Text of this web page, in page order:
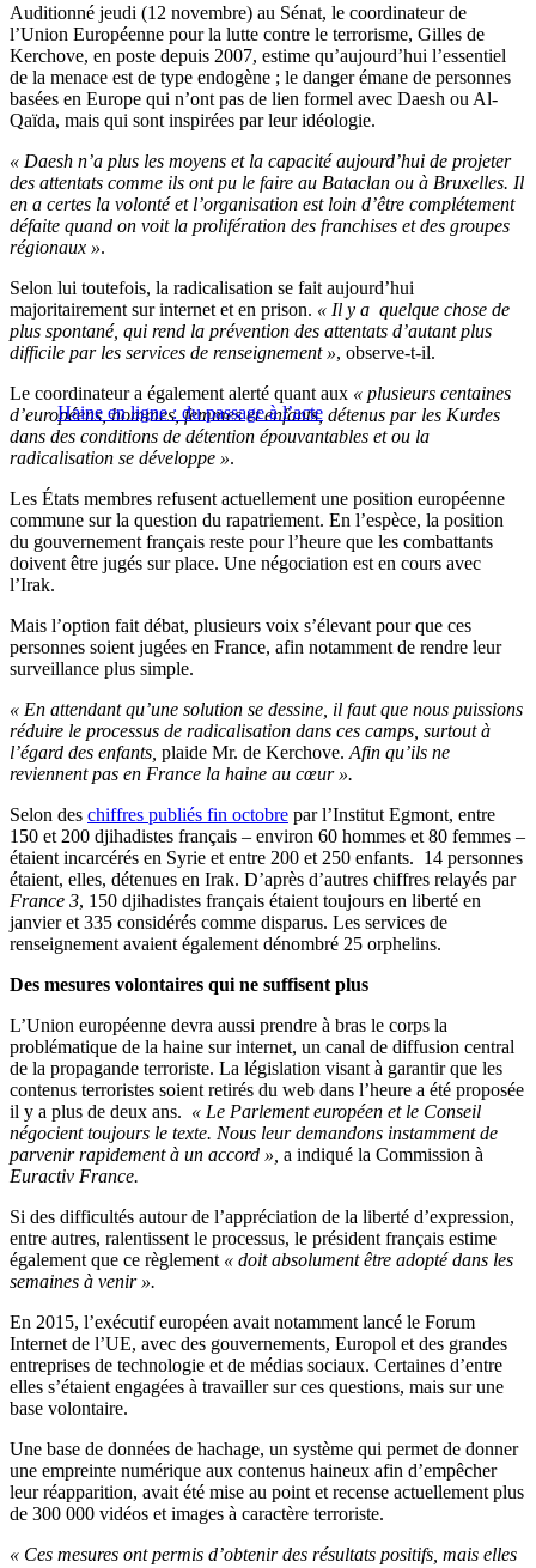
Auditionné jeudi (12 novembre) au Sénat, le coordinateur de
l’Union Européenne pour la lutte contre le terrorisme, Gilles de
Kerchove, en poste depuis 2007, estime qu’aujourd’hui l’essentiel
de la menace est de type endogène ; le danger émane de personnes
basées en Europe qui n’ont pas de lien formel avec Daesh ou Al-
Qaïda, mais qui sont inspirées par leur idéologie.
« Daesh n’a plus les moyens et la capacité aujourd’hui de projeter
des attentats comme ils ont pu le faire au Bataclan ou à Bruxelles. Il
en a certes la volonté et l’organisation est loin d’être complétement
défaite quand on voit la prolifération des franchises et des groupes
régionaux ».
Selon lui toutefois, la radicalisation se fait aujourd’hui
majoritairement sur internet et en prison. « Il y a quelque chose de
plus spontané, qui rend la prévention des attentats d’autant plus
difficile par les services de renseignement », observe-t-il.
Haine en ligne : du passage à l’acte
Le coordinateur a également alerté quant aux « plusieurs centaines
d’européens, hommes, femmes et enfants, détenus par les Kurdes
dans des conditions de détention épouvantables et ou la
radicalisation se développe ».
Les États membres refusent actuellement une position européenne
commune sur la question du rapatriement. En l’espèce, la position
du gouvernement français reste pour l’heure que les combattants
doivent être jugés sur place. Une négociation est en cours avec
l’Irak.
Mais l’option fait débat, plusieurs voix s’élevant pour que ces
personnes soient jugées en France, afin notamment de rendre leur
surveillance plus simple.
« En attendant qu’une solution se dessine, il faut que nous puissions
réduire le processus de radicalisation dans ces camps, surtout à
l’égard des enfants, plaide Mr. de Kerchove. Afin qu’ils ne
reviennent pas en France la haine au cœur ».
Selon des chiffres publiés fin octobre par l’Institut Egmont, entre
150 et 200 djihadistes français – environ 60 hommes et 80 femmes –
étaient incarcérés en Syrie et entre 200 et 250 enfants. 14 personnes
étaient, elles, détenues en Irak. D’après d’autres chiffres relayés par
France 3, 150 djihadistes français étaient toujours en liberté en
janvier et 335 considérés comme disparus. Les services de
renseignement avaient également dénombré 25 orphelins.
Des mesures volontaires qui ne suffisent plus
L’Union européenne devra aussi prendre à bras le corps la
problématique de la haine sur internet, un canal de diffusion central
de la propagande terroriste. La législation visant à garantir que les
contenus terroristes soient retirés du web dans l’heure a été proposée
il y a plus de deux ans. « Le Parlement européen et le Conseil
négocient toujours le texte. Nous leur demandons instamment de
parvenir rapidement à un accord », a indiqué la Commission à
Euractiv France.
Si des difficultés autour de l’appréciation de la liberté d’expression,
entre autres, ralentissent le processus, le président français estime
également que ce règlement « doit absolument être adopté dans les
semaines à venir ».
En 2015, l’exécutif européen avait notamment lancé le Forum
Internet de l’UE, avec des gouvernements, Europol et des grandes
entreprises de technologie et de médias sociaux. Certaines d’entre
elles s’étaient engagées à travailler sur ces questions, mais sur une
base volontaire.
Une base de données de hachage, un système qui permet de donner
une empreinte numérique aux contenus haineux afin d’empêcher
leur réapparition, avait été mise au point et recense actuellement plus
de 300 000 vidéos et images à caractère terroriste.
« Ces mesures ont permis d’obtenir des résultats positifs, mais elles